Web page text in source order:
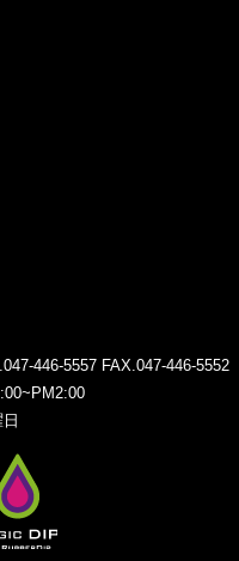
446-5557 FAX.047-446-5552